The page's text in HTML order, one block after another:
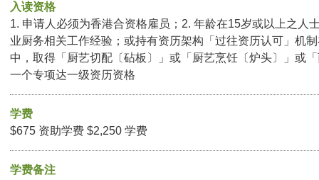
入读资格
1. 申请人必须为香港合资格雇员；2. 年龄在15岁或以上之人
业厨务相关工作经验；或持有资历架构「过往资历认可」机
中，取得「厨艺切配〔砧板〕」或「厨艺烹饪〔炉头〕」或
一个专项达一级资历资格
学费
$675 资助学费 $2,250 学费
学费备注